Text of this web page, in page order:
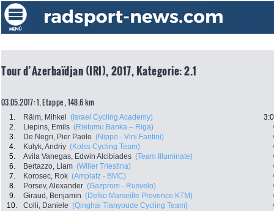
Tour d’Azerbaïdjan (IRI), 2017, Kategorie: 2.1
03.05.2017: 1. Etappe , 148.6 km
1. Räim, Mihkel (Israel Cycling Academy)
2.
Liepins, Emils (Rietumu Banka – Riga)
3.
De Negri, Pier Paolo (Nippo - Vini Fantini)
4.
Kulyk, Andriy (Kolss Cycling Team)
5.
Avila Vanegas, Edwin Alcibiades (Team Illuminate)
6.
Bertazzo, Liam (Wilier Triestina)
7.
Korosec, Rok (Amplatz - BMC)
8.
Porsev, Alexander (Gazprom - Rusvelo)
9.
Giraud, Benjamin (Delko Marseille Provence KTM)
10.
Colli, Daniele (Qinghai Tianyoude Cycling Team)